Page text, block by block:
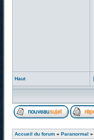
Haut
Accueil du forum » Paranormal »